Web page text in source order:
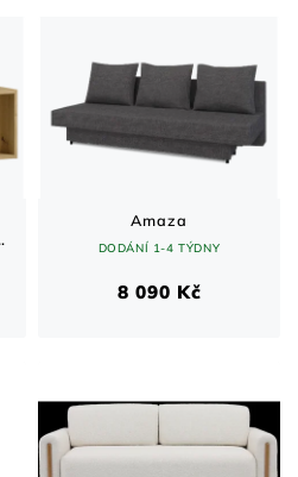
Amaza
DODÁNÍ 1-4 TÝDNY
8 090 Kč